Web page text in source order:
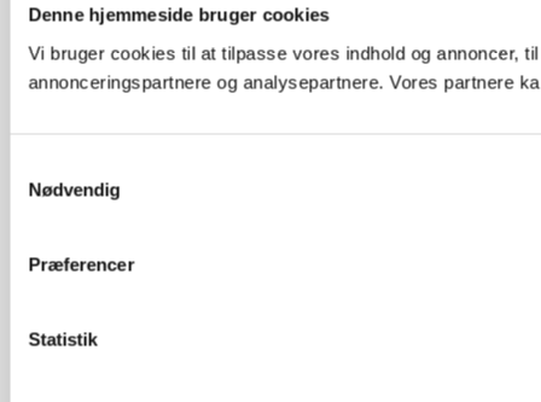
Denne hjemmeside bruger cookies
Vi bruger cookies til at tilpasse vores indhold og annoncer,
annonceringspartnere og analysepartnere. Vores partnere
Nødvendig
Præferencer
Statistik